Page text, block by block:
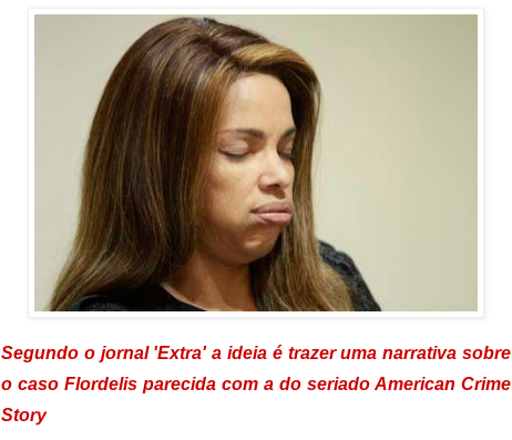
Segundo o jornal 'Extra' a ideia é trazer uma narrativa sobre
o caso Flordelis parecida com a do seriado American Crime
Story